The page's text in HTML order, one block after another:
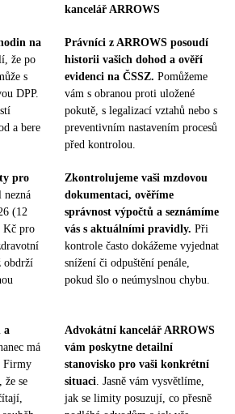
kancelář ARROWS
na
že po
s
DPP.
a bere
Právníci z ARROWS posoudí
historii vašich dohod a ověří
evidenci na ČSSZ. Pomůžeme
vám s obranou proti uložené
pokutě, s legalizací vztahů nebo s
preventivním nastavením procesů
před kontrolou.
pro
nezná
(12
Kč pro
obdrží
Zkontrolujeme vaši mzdovou
dokumentaci, ověříme
správnost výpočtů a seznámíme
vás s aktuálními pravidly. Při
kontrole často dokážeme vyjednat
snížení či odpuštění penále,
pokud šlo o neúmyslnou chybu.
a
má
Firmy
že se
Advokátní kancelář ARROWS
vám poskytne detailní
stanovisko pro vaši konkrétní
situaci. Jasně vám vysvětlíme,
jak se limity posuzují, co přesně